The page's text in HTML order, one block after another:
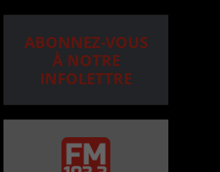
ABONNEZ-VOUS
À NOTRE
INFOLETTRE